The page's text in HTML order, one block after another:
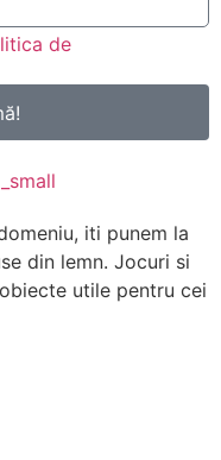
de
iti punem la
din lemn. Jocuri si
utile pentru cei